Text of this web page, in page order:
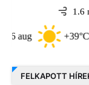
1.6
+39°C
FELKAPOTT